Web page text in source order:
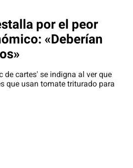
por el peor
«Deberían
de cartes' se indigna al ver que
que usan tomate triturado para